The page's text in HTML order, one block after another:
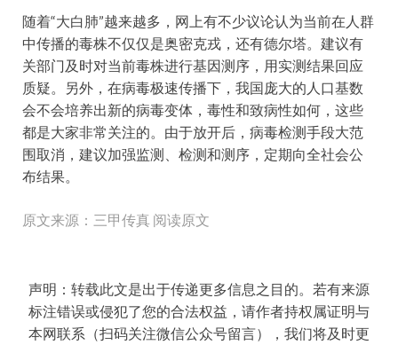
随着“大白肺”越来越多，网上有不少议论认为当前在人群
中传播的毒株不仅仅是奥密克戎，还有德尔塔。建议有
关部门及时对当前毒株进行基因测序，用实测结果回应
质疑。另外，在病毒极速传播下，我国庞大的人口基数
会不会培养出新的病毒变体，毒性和致病性如何，这些
都是大家非常关注的。由于放开后，病毒检测手段大范
围取消，建议加强监测、检测和测序，定期向全社会公
布结果。
原文来源：三甲传真 阅读原文
声明：转载此文是出于传递更多信息之目的。若有来源
标注错误或侵犯了您的合法权益，请作者持权属证明与
本网联系（扫码关注微信公众号留言），我们将及时更